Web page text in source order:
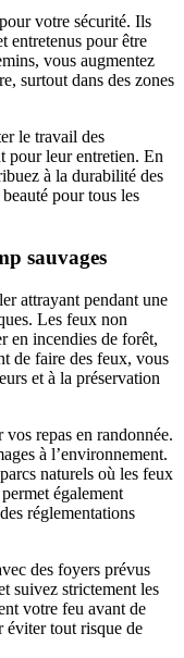
votre sécurité. Ils
entretenus pour être
vous augmentez
surtout dans des zones
le travail des
pour leur entretien. En
à la durabilité des
pour tous les
sauvages
attrayant pendant une
Les feux non
en incendies de forêt,
de faire des feux, vous
et à la préservation
repas en randonnée.
à l’environnement.
naturels où les feux
également
réglementations
des foyers prévus
suivez strictement les
votre feu avant de
éviter tout risque de